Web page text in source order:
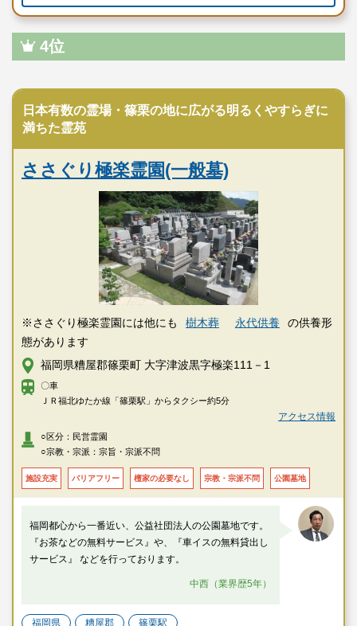
4位
日本有数の霊場・篠栗の地に広がる明るくやすらぎに
満ちた霊苑
ささぐり極楽霊園(一般墓)
※ささぐり極楽霊園には他にも 樹木葬 永代供養
の供養形
態があります
福岡県糟屋郡篠栗町 大字津波黒字極楽111－1
〇車
ＪＲ福北ゆたか線「篠栗駅」からタクシー約5分
アクセス情報
○区分：民営霊園
○宗教・宗派：宗旨・宗派不問
施設充実 バリアフリー 檀家の必要なし 宗教・宗派不問 公園墓地
福岡都心から一番近い、公益社団法人の公園墓地です。
『お茶などの無料サービス』や、『車イスの無料貸出し
サービス』 などを行っております。
中西（業界歴5年）
福岡県 糟屋郡 篠栗駅